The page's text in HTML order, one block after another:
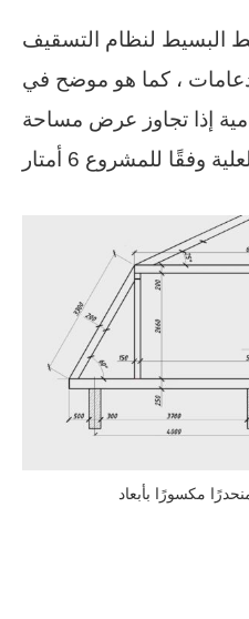
البسيط لنظام التسقيف
، كما هو موضح في
إذا تجاوز عرض مساحة
مكسورًا بأبعاد